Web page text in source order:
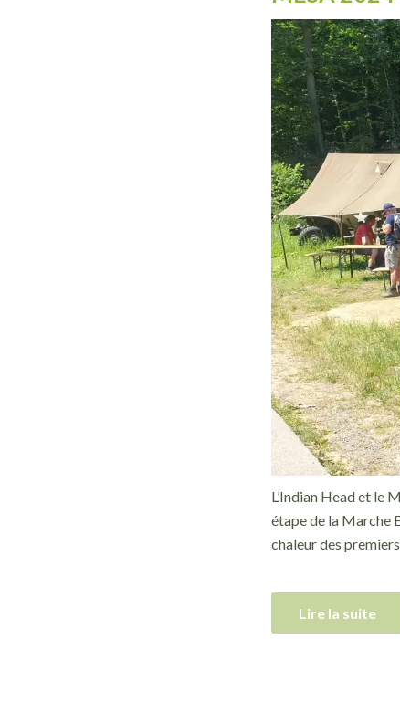
L’Indian Head et le
étape de la Marche
chaleur des
Lire la suite